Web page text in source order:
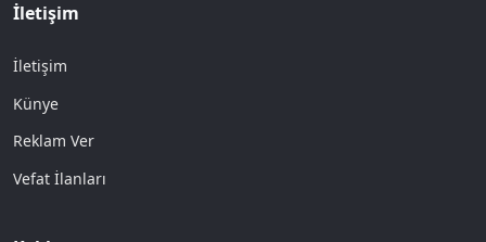
İletişim
İletişim
Künye
Reklam Ver
Vefat İlanları